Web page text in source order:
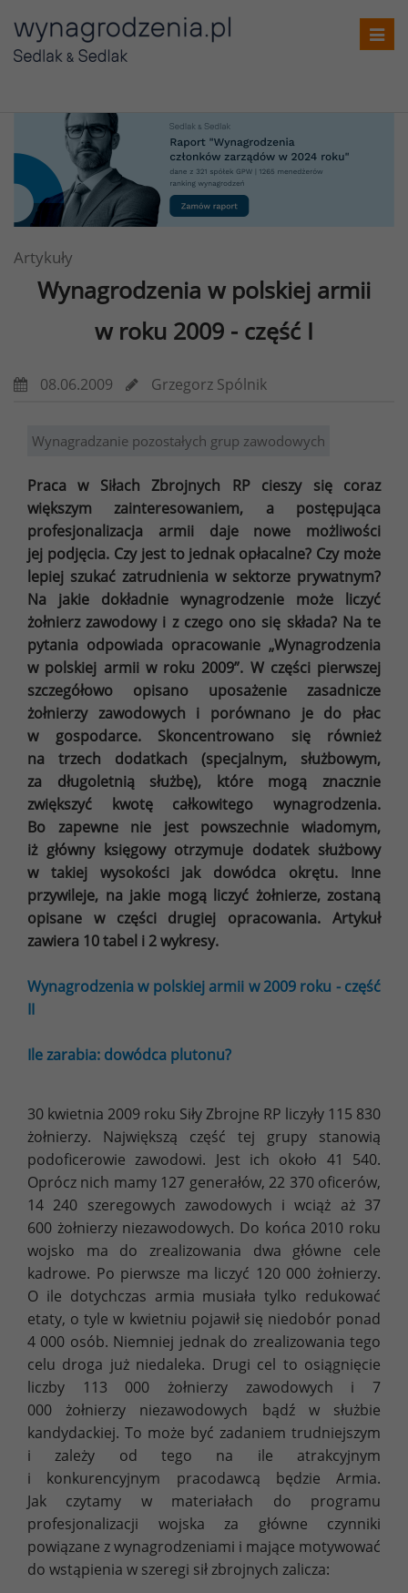
Artykuły
Wynagrodzenia w polskiej armii
w roku 2009 - część I
08.06.2009 Grzegorz Spólnik
Wynagradzanie pozostałych grup zawodowych
Praca w Siłach Zbrojnych RP cieszy się coraz
większym zainteresowaniem, a postępująca
profesjonalizacja armii daje nowe możliwości
jej podjęcia. Czy jest to jednak opłacalne? Czy może
lepiej szukać zatrudnienia w sektorze prywatnym?
Na jakie dokładnie wynagrodzenie może liczyć
żołnierz zawodowy i z czego ono się składa? Na te
pytania odpowiada opracowanie „Wynagrodzenia
w polskiej armii w roku 2009”. W części pierwszej
szczegółowo opisano uposażenie zasadnicze
żołnierzy zawodowych i porównano je do płac
w gospodarce. Skoncentrowano się również
na trzech dodatkach (specjalnym, służbowym,
za długoletnią służbę), które mogą znacznie
zwiększyć kwotę całkowitego wynagrodzenia.
Bo zapewne nie jest powszechnie wiadomym,
iż główny księgowy otrzymuje dodatek służbowy
w takiej wysokości jak dowódca okrętu. Inne
przywileje, na jakie mogą liczyć żołnierze, zostaną
opisane w części drugiej opracowania. Artykuł
zawiera 10 tabel i 2 wykresy.
Wynagrodzenia w polskiej armii w 2009 roku - część
II
Ile zarabia: dowódca plutonu?
30 kwietnia 2009 roku Siły Zbrojne RP liczyły 115 830
żołnierzy. Największą część tej grupy stanowią
podoficerowie zawodowi. Jest ich około 41 540.
Oprócz nich mamy 127 generałów, 22 370 oficerów,
14 240 szeregowych zawodowych i wciąż aż 37
600 żołnierzy niezawodowych. Do końca 2010 roku
wojsko ma do zrealizowania dwa główne cele
kadrowe. Po pierwsze ma liczyć 120 000 żołnierzy.
O ile dotychczas armia musiała tylko redukować
etaty, o tyle w kwietniu pojawił się niedobór ponad
4 000 osób. Niemniej jednak do zrealizowania tego
celu droga już niedaleka. Drugi cel to osiągnięcie
liczby 113 000 żołnierzy zawodowych i 7
000 żołnierzy niezawodowych bądź w służbie
kandydackiej. To może być zadaniem trudniejszym
i zależy od tego na ile atrakcyjnym
i konkurencyjnym pracodawcą będzie Armia.
Jak czytamy w materiałach do programu
profesjonalizacji wojska za główne czynniki
powiązane z wynagrodzeniami i mające motywować
do wstąpienia w szeregi sił zbrojnych zalicza: